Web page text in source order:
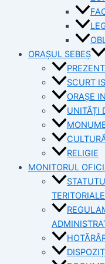
ORAȘUL SEBEȘ
SCURT
ORAȘE
UNITĂȚI
RELIGIE
MONITORUL
TERITORIALE